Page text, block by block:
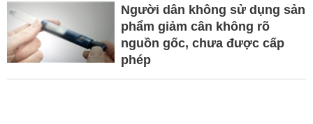
Người dân không sử dụng sản
phẩm giảm cân không rõ
nguồn gốc, chưa được cấp
phép